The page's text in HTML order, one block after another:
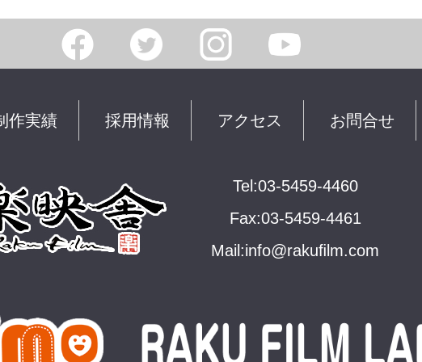
作実績 採用情報 アクセス お問合せ
Tel:03-5459-4460
Fax:03-5459-4461
Mail:info@rakuﬁlm.com